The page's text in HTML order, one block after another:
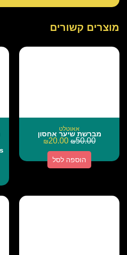
מוצרים קשורים
אאוטלט
מברשת שיער אחסון
₪50.00
₪20.00
הוספה לסל